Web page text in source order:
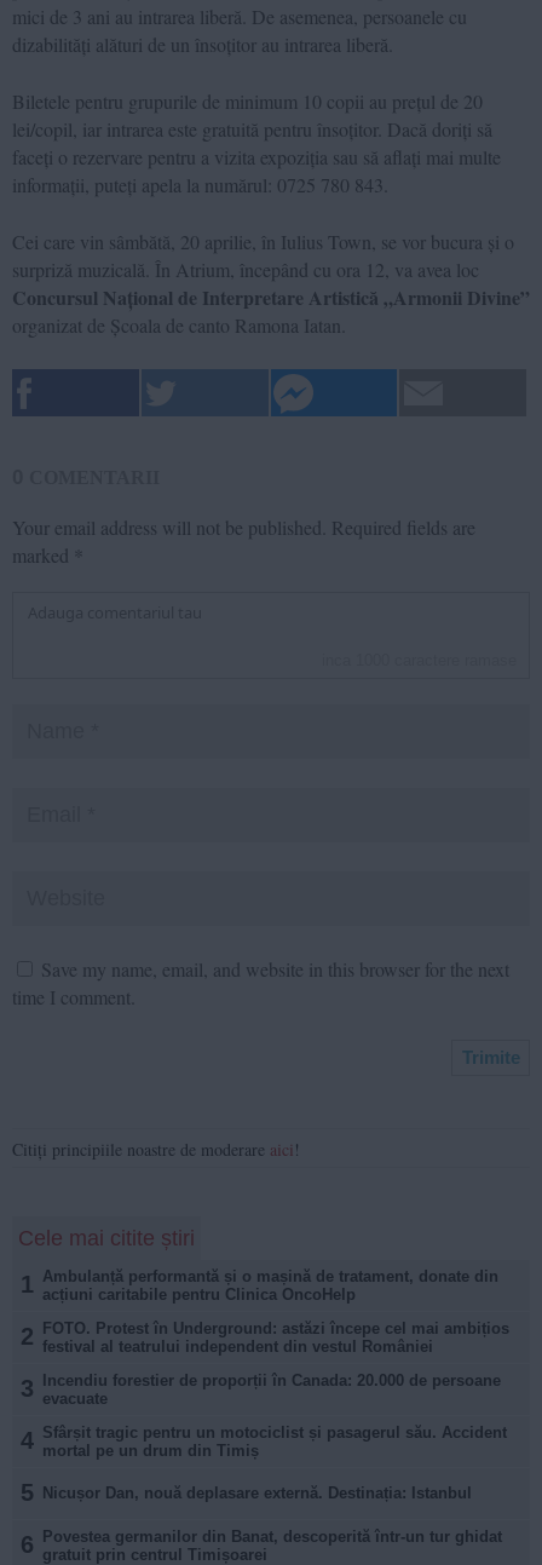
mici de 3 ani au intrarea liberă. De asemenea, persoanele cu
dizabilități alături de un însoțitor au intrarea liberă.
Biletele pentru grupurile de minimum 10 copii au prețul de 20
lei/copil, iar intrarea este gratuită pentru însoțitor. Dacă doriți să
faceți o rezervare pentru a vizita expoziția sau să aflați mai multe
informații, puteți apela la numărul: 0725 780 843.
Cei care vin sâmbătă, 20 aprilie, în Iulius Town, se vor bucura și o
surpriză muzicală. În Atrium, începând cu ora 12, va avea loc
Concursul Național de Interpretare Artistică „Armonii Divine”
organizat de Școala de canto Ramona Iatan.
Your email address will not be published. Required fields are
marked *
Save my name, email, and website in this browser for the next
time I comment.
Citiți principiile noastre de moderare aici!
Cele mai citite știri
1 Ambulanță performantă și o mașină de tratament, donate din
acțiuni caritabile pentru Clinica OncoHelp
2
FOTO. Protest în Underground: astăzi începe cel mai ambițios
festival al teatrului independent din vestul României
3
Incendiu forestier de proporții în Canada: 20.000 de persoane
evacuate
4 Sfârșit tragic pentru un motociclist și pasagerul său. Accident
mortal pe un drum din Timiș
5 Nicușor Dan, nouă deplasare externă. Destinația: Istanbul
6
Povestea germanilor din Banat, descoperită într-un tur ghidat
gratuit prin centrul Timișoarei